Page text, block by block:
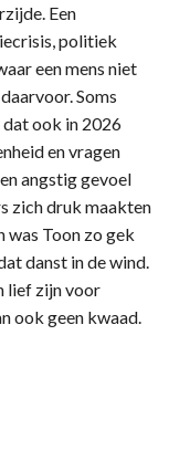
Een
politiek
een mens niet
Soms
dat ook in 2026
en vragen
angstig gevoel
zich druk maakten
was Toon zo gek
danst in de wind.
lief zijn voor
ook geen kwaad.